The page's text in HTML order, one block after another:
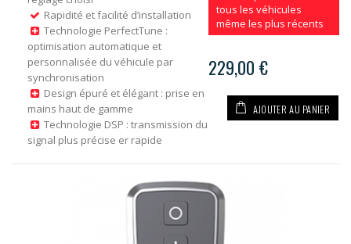
Rapidité et facilité d’installation
Technologie PerfectTune :
optimisation automatique et
personnalisée du véhicule par
synchronisation
Design épuré et élégant : prise en
mains haut de gamme
Technologie DSP : transmission du
signal plus précise er rapide
tous les véhicules
même les plus récents
229,00 €
AJOUTER AU PANIER